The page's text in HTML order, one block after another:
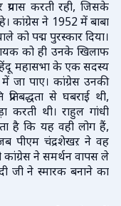
करती रही, जिसके
कांग्रेस ने 1952 में बाबा
को पद्म पुरस्कार दिया।
को ही उनके खिलाफ
महासभा के एक सदस्य
जा पाए। कांग्रेस उनकी
से घबराई थी,
करती थी। राहुल गांधी
है कि यह वही लोग हैं,
पीएम चंद्रशेखऱ ने वह
ने समर्थन वापस ले
जी ने स्मारक बनाने का